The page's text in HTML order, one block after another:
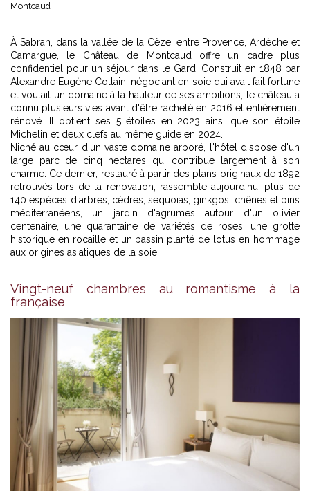
Montcaud
À Sabran, dans la vallée de la Cèze, entre Provence, Ardèche et
Camargue, le Château de Montcaud offre un cadre plus
confidentiel pour un séjour dans le Gard. Construit en 1848 par
Alexandre Eugène Collain, négociant en soie qui avait fait fortune
et voulait un domaine à la hauteur de ses ambitions, le château a
connu plusieurs vies avant d'être racheté en 2016 et entièrement
rénové. Il obtient ses 5 étoiles en 2023 ainsi que son étoile
Michelin et deux clefs au même guide en 2024.
Niché au cœur d'un vaste domaine arboré, l'hôtel dispose d'un
large parc de cinq hectares qui contribue largement à son
charme. Ce dernier, restauré à partir des plans originaux de 1892
retrouvés lors de la rénovation, rassemble aujourd'hui plus de
140 espèces d'arbres, cèdres, séquoias, ginkgos, chênes et pins
méditerranéens, un jardin d'agrumes autour d'un olivier
centenaire, une quarantaine de variétés de roses, une grotte
historique en rocaille et un bassin planté de lotus en hommage
aux origines asiatiques de la soie.
Vingt-neuf chambres au romantisme à la
française